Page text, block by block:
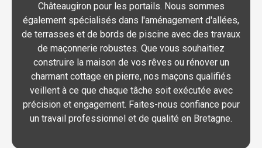
Châteaugiron pour les portails. Nous sommes
également spécialisés dans l'aménagement d'allées,
de terrasses et de bords de piscine avec des travaux
de maçonnerie robustes. Que vous souhaitiez
construire la maison de vos rêves ou rénover un
charmant cottage en pierre, nos maçons qualifiés
veillent à ce que chaque tâche soit exécutée avec
précision et engagement. Faites-nous confiance pour
un travail professionnel et de qualité en Bretagne.